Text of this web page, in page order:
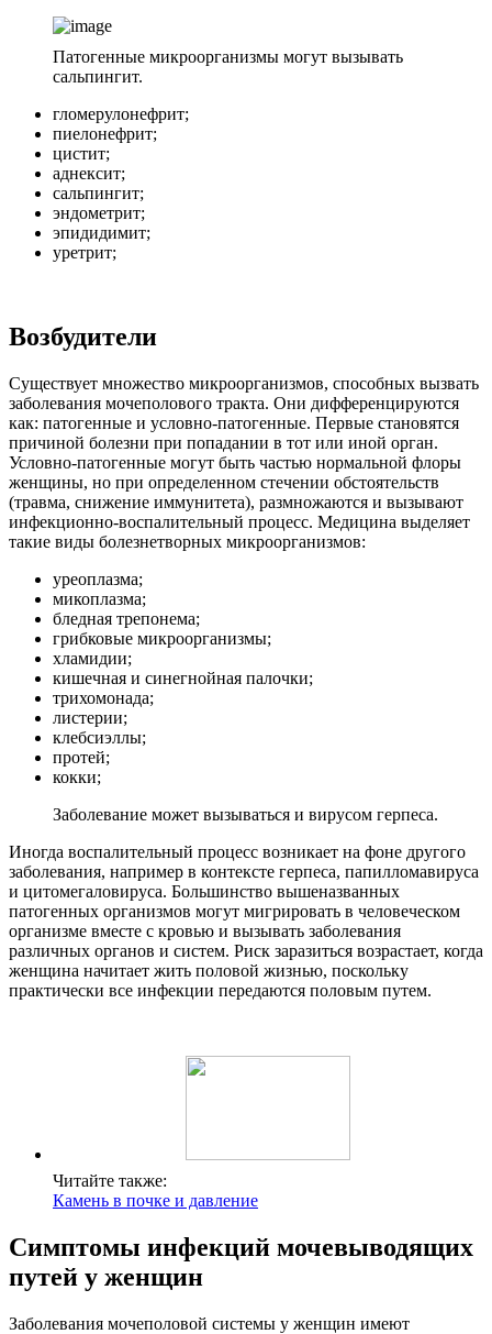
Патогенные микроорганизмы могут вызывать
сальпингит.
гломерулонефрит;
пиелонефрит;
цистит;
аднексит;
сальпингит;
эндометрит;
эпидидимит;
уретрит;
Возбудители
Существует множество микроорганизмов, способных вызвать
заболевания мочеполового тракта. Они дифференцируются
как: патогенные и условно-патогенные. Первые становятся
причиной болезни при попадании в тот или иной орган.
Условно-патогенные могут быть частью нормальной флоры
женщины, но при определенном стечении обстоятельств
(травма, снижение иммунитета), размножаются и вызывают
инфекционно-воспалительный процесс. Медицина выделяет
такие виды болезнетворных микроорганизмов:
уреоплазма;
микоплазма;
бледная трепонема;
грибковые микроорганизмы;
хламидии;
кишечная и синегнойная палочки;
трихомонада;
листерии;
клебсиэллы;
протей;
кокки;
Заболевание может вызываться и вирусом герпеса.
Иногда воспалительный процесс возникает на фоне другого
заболевания, например в контексте герпеса, папилломавируса
и цитомегаловируса. Большинство вышеназванных
патогенных организмов могут мигрировать в человеческом
организме вместе с кровью и вызывать заболевания
различных органов и систем. Риск заразиться возрастает, когда
женщина начитает жить половой жизнью, поскольку
практически все инфекции передаются половым путем.
Читайте также:
Камень в почке и давление
Симптомы инфекций мочевыводящих
путей у женщин
Заболевания мочеполовой системы у женщин имеют